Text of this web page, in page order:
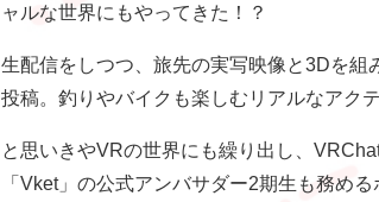
ャルな世界にもやってきた！？
生配信をしつつ、旅先の実写映像と3Dを組
投稿。釣りやバイクも楽しむリアルなアクテ
と思いきやVRの世界にも繰り出し、
「Vket」の公式アンバサダー2期生も務め